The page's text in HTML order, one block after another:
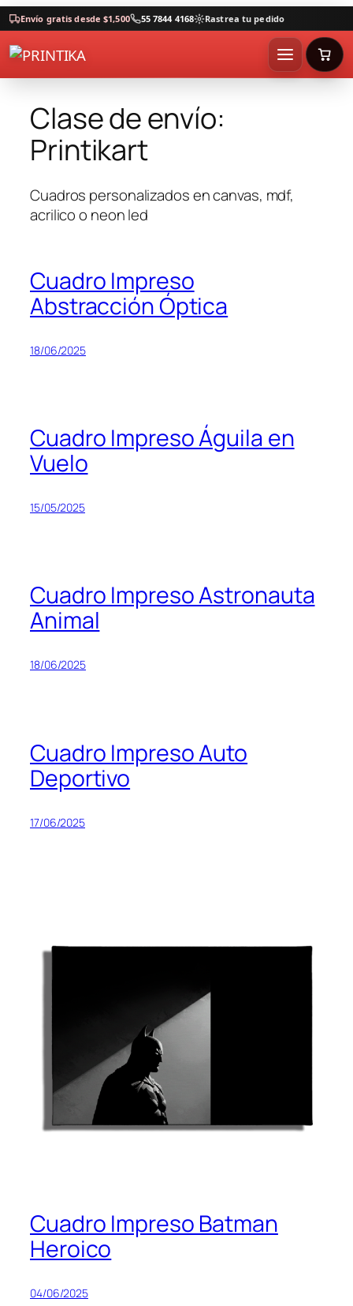
Envío gratis desde $1,500 55 7844 4168 Rastrea tu pedido
Clase de envío:
Printikart
Cuadros personalizados en canvas, mdf,
acrilico o neon led
Cuadro Impreso
Abstracción Óptica
18/06/2025
Cuadro Impreso Águila en
Vuelo
15/05/2025
Cuadro Impreso Astronauta
Animal
18/06/2025
Cuadro Impreso Auto
Deportivo
17/06/2025
Cuadro Impreso Batman
Heroico
04/06/2025